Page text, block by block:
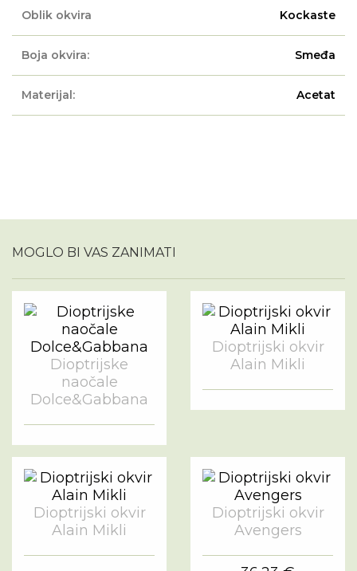
Oblik okvira Kockaste
Boja okvira: Smeđa
Materijal: Acetat
MOGLO BI VAS ZANIMATI
Dioptrijske
naočale
Dolce&Gabbana
Dioptrijski okvir
Alain Mikli
Dioptrijski okvir
Alain Mikli
Dioptrijski okvir
Avengers